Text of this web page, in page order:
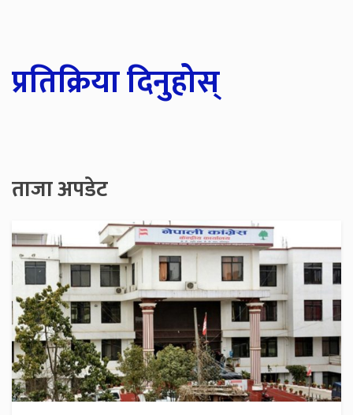
प्रतिक्रिया दिनुहोस्
ताजा अपडेट